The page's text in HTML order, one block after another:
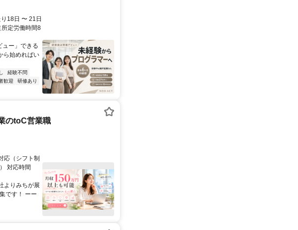
18日 〜 21日
定労働時間8
ュー」できる
ら始めればい
経験不問
歓迎
研修あり
のtoC営業職
応（シフト制
対応時間
よりみちが展
です！ ーー